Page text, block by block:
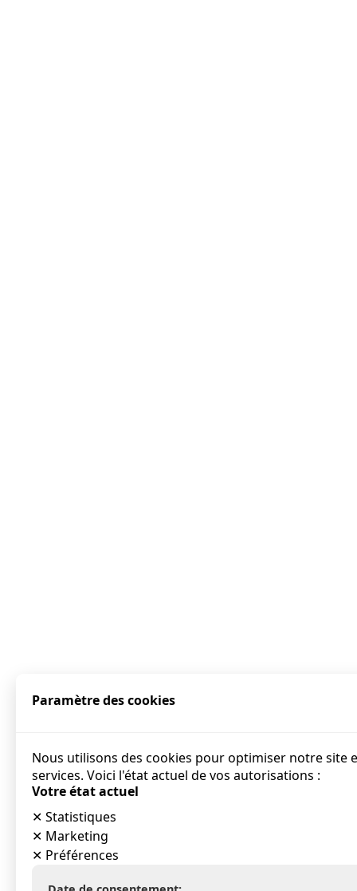
Paramètre des cookies
Nous utilisons des cookies pour optimiser notre site
services. Voici l'état actuel de vos autorisations :
Votre état actuel
✕ Statistiques
✕ Marketing
✕ Préférences